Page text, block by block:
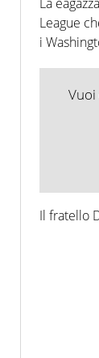
League
i
Il fratello